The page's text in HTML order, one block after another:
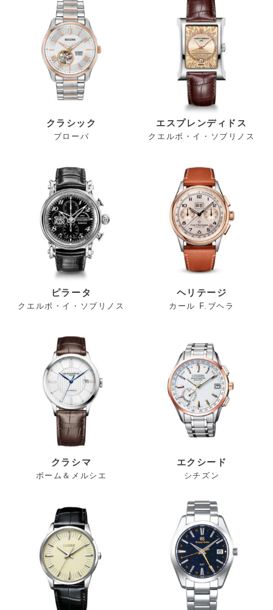
クラシック
ブローバ
エスプレンディドス
クエルボ・イ・ソブリノス
ピラータ
クエルボ・イ・ソブリノス
ヘリテージ
カール F.ブヘラ
クラシマ
ボーム＆メルシエ
エクシード
シチズン